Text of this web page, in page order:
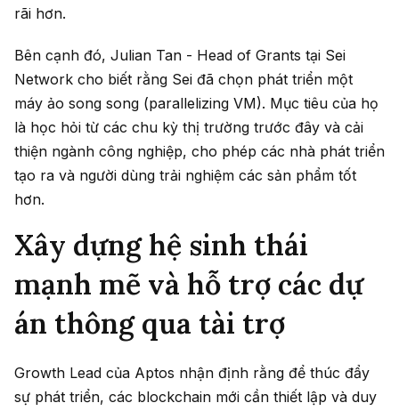
rãi hơn.
Bên cạnh đó, Julian Tan - Head of Grants tại Sei
Network cho biết rằng Sei đã chọn phát triển một
máy ảo song song (parallelizing VM). Mục tiêu của họ
là học hỏi từ các chu kỳ thị trường trước đây và cải
thiện ngành công nghiệp, cho phép các nhà phát triển
tạo ra và người dùng trải nghiệm các sản phẩm tốt
hơn.
Xây dựng hệ sinh thái
mạnh mẽ và hỗ trợ các dự
án thông qua tài trợ
Growth Lead của Aptos nhận định rằng để thúc đẩy
sự phát triển, các blockchain mới cần thiết lập và duy